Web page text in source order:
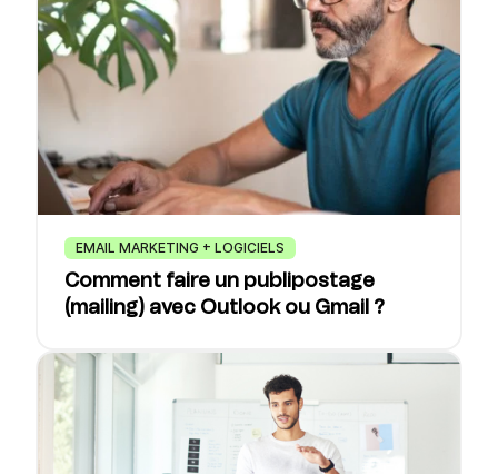
EMAIL MARKETING + LOGICIELS
Comment faire un publipostage
(mailing) avec Outlook ou Gmail ?